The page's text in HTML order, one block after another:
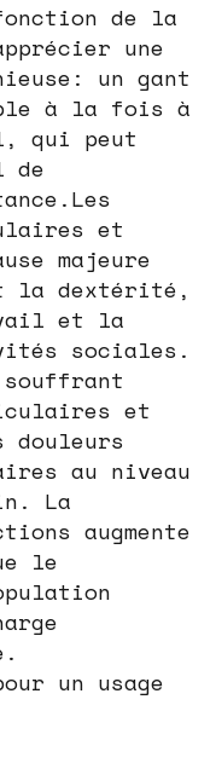
de la
une
un gant
à la fois à
qui peut
de
et
majeure
la dextérité,
et la
sociales.
et
douleurs
au niveau
La
augmente
le
un usage